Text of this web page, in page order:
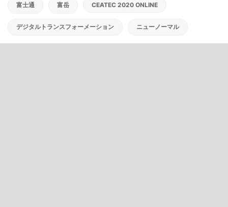
富士通 富岳 CEATEC 2020 ONLINE
デジタルトランスフォーメーション ニューノーマル